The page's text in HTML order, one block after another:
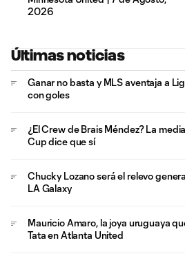
2026
Últimas noticias
Ganar no basta y MLS aventaja a
con goles
¿El Crew de Brais Méndez? La
Cup dice que sí
Chucky Lozano será el relevo
LA Galaxy
Mauricio Amaro, la joya uruguaya
Tata en Atlanta United